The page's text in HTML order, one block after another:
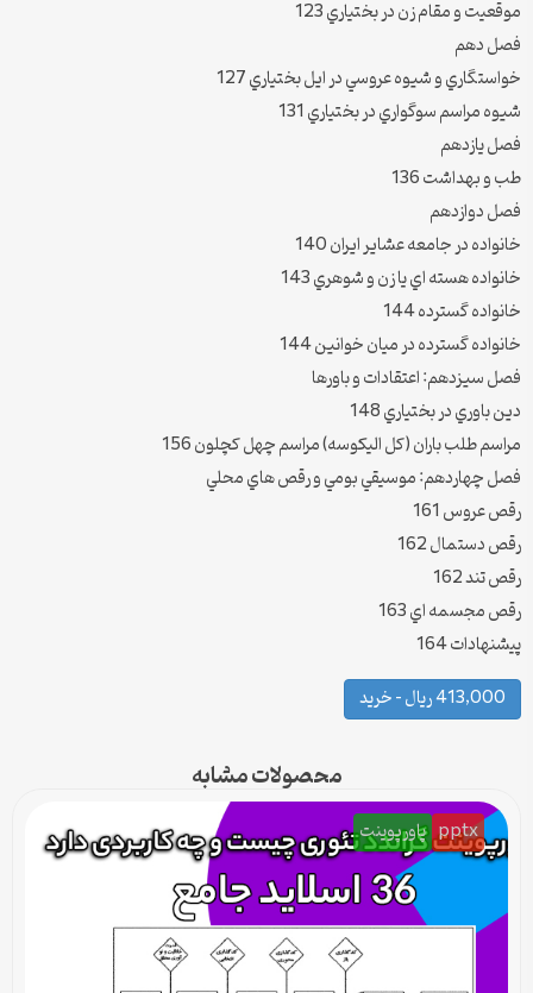
موقعيت و مقام زن در بختياري 123
فصل دهم
خواستگاري و شيوه عروسي در ايل بختياري 127
شيوه مراسم سوگواري در بختياري 131
فصل يازدهم
طب و بهداشت 136
فصل دوازدهم
خانواده در جامعه عشاير ايران 140
خانواده هسته اي يا زن و شوهري 143
خانواده گسترده 144
خانواده گسترده در ميان خوانين 144
فصل سيزدهم: اعتقادات و باورها
دين باوري در بختياري 148
مراسم طلب باران (كل اليكوسه) مراسم چهل كچلون 156
فصل چهاردهم: موسيقي بومي و رقص هاي محلي
رقص عروس 161
رقص دستمال 162
رقص تند 162
رقص مجسمه اي 163
پيشنهادات 164
413,000 ریال – خرید
محصولات مشابه
pptx پاورپوینت